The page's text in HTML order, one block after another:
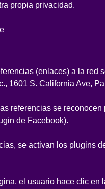
propia privacidad.
(enlaces) a la
1601 S. California Ave,
referencias se
de Facebook).
se activan los plugins
el usuario hace clic